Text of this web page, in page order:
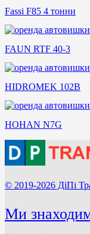
Fassi F85 4 тонни
FAUN RTF 40-3
HIDROMEK 102B
HOHAN N7G
© 2019-2026 ДіПі
Ми